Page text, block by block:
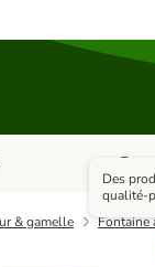
les catégories: Chien
& gamelle Fontaine
Des
qualité-